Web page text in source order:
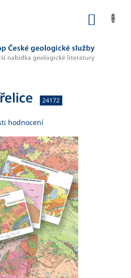
24172
hodnocení